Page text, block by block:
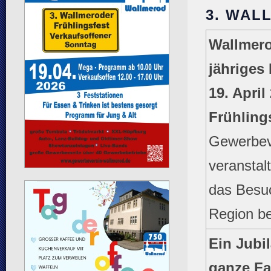
3.
jähriges
19. April
das
Region
Ein
ganze